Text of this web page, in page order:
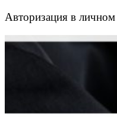
Авторизация в